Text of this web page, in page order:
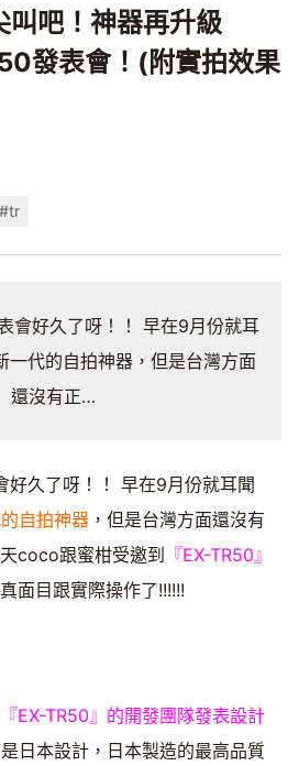
吧！神器再升級
發表會！(附實拍效果
#tr
會好久了呀！！ 早在9月份就耳
一代的自拍神器，但是台灣方面
還沒有正…
好久了呀！！ 早在9月份就耳聞
自拍神器 ，但是台灣方面還沒有
coco跟蜜柑受邀到
『EX-TR50』
面目跟實際操作了!!!!!!
EX-TR50』的開發團隊發表設計
日本設計，日本製造的最高品質